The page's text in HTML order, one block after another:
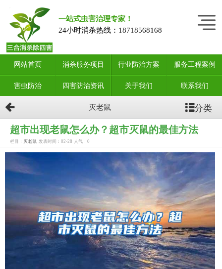
一站式虫害治理专家！
24小时消杀热线： 18718568168
网站首页 消杀服务项目 行业防治方案 服务工程案例
害虫防治 四害防治资讯 关于我们 联系我们
灭老鼠 分类
超市出现老鼠怎么办？超市灭鼠的最佳方法
栏目： 灭老鼠 发表时间：02-28 人气： 0